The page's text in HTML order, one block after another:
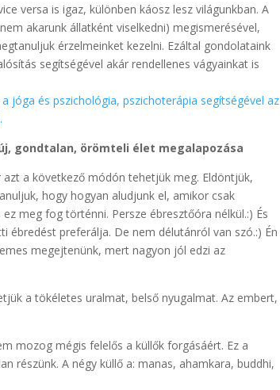
versa is igaz, különben káosz lesz világunkban. A
akarunk állatként viselkedni) megismerésével,
érzelmeinket kezelni. Ezáltal gondolataink
segítségével akár rendellenes vágyainkat is
jóga és pszichológia, pszichoterápia segítségével az
gondtalan, örömteli élet megalapozása
a következő módón tehetjük meg. Eldöntjük,
hogy hogyan aludjunk el, amikor csak
meg fog történni. Persze ébresztőóra nélkül.:) És
ébredést preferálja. De nem délutánról van szó.:) Én
megejtenünk, mert nagyon jól edzi az
a tökéletes uralmat, belső nyugalmat. Az embert,
mozog mégis felelős a küllők forgásáért. Ez a
részünk. A négy küllő a: manas, ahamkara, buddhi,